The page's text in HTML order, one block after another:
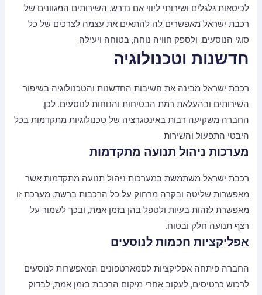
לכיסאות גלגלים ושירותי ליווי אם נדרש. השירותים המגוונים של
רכבת ישראל מאפשרים לה להתאים את עצמה לצרכים של כל
סוגי הנוסעים, ולספק חוויה נוחה, בטוחה ויעילה.
חדשנות וטכנולוגיה
רכבת ישראל מבינה את חשיבות החדשנות והטכנולוגיה בשיפור
השירותים ובהעלאת רמת הבטיחות והנוחות לנוסעים. לכן,
החברה משקיעה רבות באינטגרציה של טכנולוגיות מתקדמות בכל
היבטי התפעול והשירות.
מערכות ניהול תנועה מתקדמות
רכבת ישראל משתמשת במערכות ניהול תנועה מתקדמות אשר
מאפשרות שליטה ובקרה מרחוק על כל הרכבות ברשת. מערכת זו
מאפשרת לזהות בעיות ולטפל בהן בזמן אמת, ובכך לשמור על
רצף תנועה חלק ובטוח.
אפליקציות חכמות לנוסעים
החברה פיתחה אפליקציות לסמארטפונים המאפשרות לנוסעים
לרכוש כרטיסים, לעקוב אחרי מיקום הרכבת בזמן אמת, לבדוק